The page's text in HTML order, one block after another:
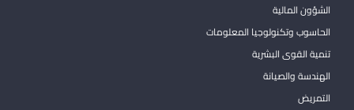
الشؤون المالية
الحاسوب وتكنولوجيا المعلومات
تنمية القوى البشرية
الهندسة والصيانة
التمريض